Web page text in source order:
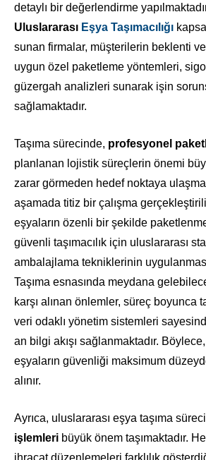
detaylı bir değerlendirme
Uluslararası Eşya Taşımacılığı
sunan firmalar, müşterilerin beklenti
uygun özel paketleme yöntemleri,
güzergah analizleri sunarak işin
sağlamaktadır.
Taşıma sürecinde, profesyonel
planlanan lojistik süreçlerin önemi
zarar görmeden hedef noktaya
aşamada titiz bir çalışma
eşyaların özenli bir şekilde
güvenli taşımacılık için uluslararası
ambalajlama tekniklerinin
Taşıma esnasında meydana
karşı alınan önlemler, süreç boyunca
veri odaklı yönetim sistemleri
an bilgi akışı sağlanmaktadır. Böylece,
eşyaların güvenliği maksimum
alınır.
Ayrıca, uluslararası eşya taşıma
işlemleri büyük önem taşımaktadır.
ihracat düzenlemeleri farklılık